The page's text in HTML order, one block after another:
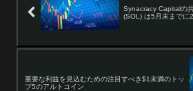
Synacracy Capitalの
(SOL) は5月末までに
重要な利益を見込むための注目すべき$1未満のトッ
プ5のアルトコイン